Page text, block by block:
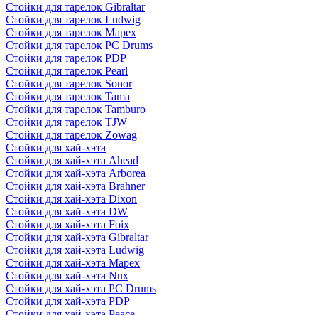
Стойки для тарелок Gibraltar
Стойки для тарелок Ludwig
Стойки для тарелок Mapex
Стойки для тарелок PC Drums
Стойки для тарелок PDP
Стойки для тарелок Pearl
Стойки для тарелок Sonor
Стойки для тарелок Tama
Стойки для тарелок Tamburo
Стойки для тарелок TJW
Стойки для тарелок Zowag
Стойки для хай-хэта
Стойки для хай-хэта Ahead
Стойки для хай-хэта Arborea
Стойки для хай-хэта Brahner
Стойки для хай-хэта Dixon
Стойки для хай-хэта DW
Стойки для хай-хэта Foix
Стойки для хай-хэта Gibraltar
Стойки для хай-хэта Ludwig
Стойки для хай-хэта Mapex
Стойки для хай-хэта Nux
Стойки для хай-хэта PC Drums
Стойки для хай-хэта PDP